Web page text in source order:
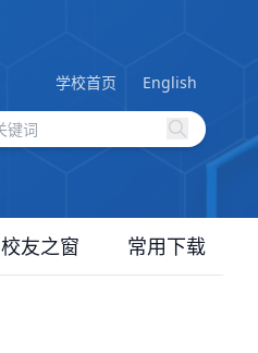
学校首页 English
校友之窗 常用下载